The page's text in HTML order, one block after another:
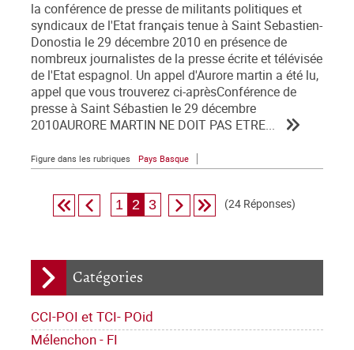
Catégories
CCI-POI et TCI- POid
Mélenchon - FI
la conférence de presse de militants politiques et
syndicaux de l'Etat français tenue à Saint Sebastien-
Donostia le 29 décembre 2010 en présence de
nombreux journalistes de la presse écrite et télévisée
de l'Etat espagnol. Un appel d'Aurore martin a été lu,
appel que vous trouverez ci-aprèsConférence de
presse à Saint Sébastien le 29 décembre
2010AURORE MARTIN NE DOIT PAS ETRE...
Figure dans les rubriques Pays Basque
1 2 3 (24 Réponses)